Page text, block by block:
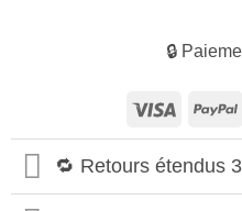
🔒
Visa
🔁 Retours étendus